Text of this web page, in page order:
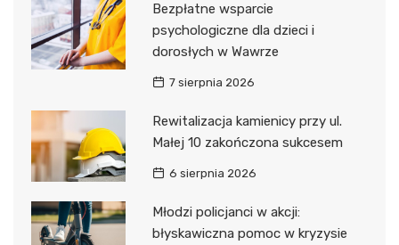
Bezpłatne wsparcie
psychologiczne dla dzieci i
dorosłych w Wawrze
7 sierpnia 2026
Rewitalizacja kamienicy przy ul.
Małej 10 zakończona sukcesem
6 sierpnia 2026
Młodzi policjanci w akcji:
błyskawiczna pomoc w kryzysie